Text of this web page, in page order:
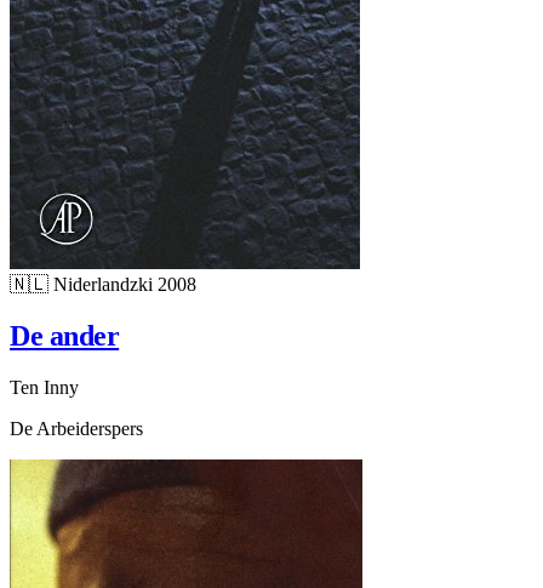
🇳🇱 Niderlandzki 2008
De ander
Ten Inny
De Arbeiderspers